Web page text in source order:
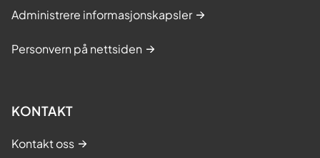
Administrere informasjonskapsler
Personvern på nettsiden
KONTAKT
Kontakt oss